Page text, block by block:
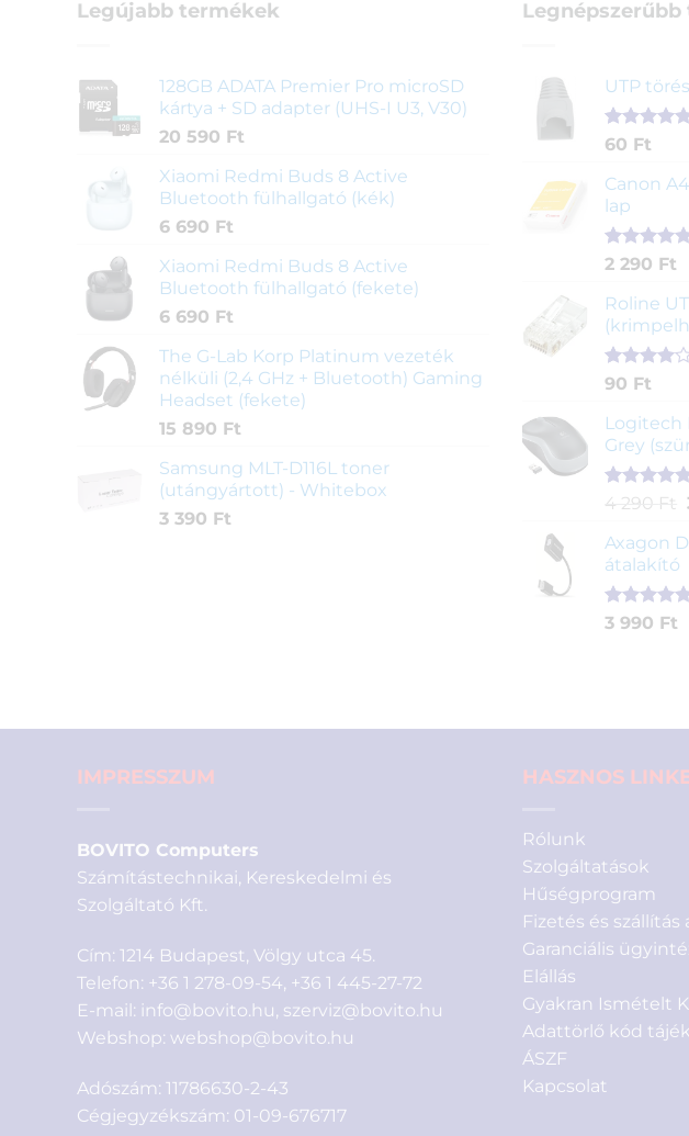
Legújabb termékek
128GB ADATA Premier Pro microSD
kártya + SD adapter (UHS-I U3, V30)
20 590 Ft
Xiaomi Redmi Buds 8 Active
Bluetooth fülhallgató (kék)
6 690 Ft
Xiaomi Redmi Buds 8 Active
Bluetooth fülhallgató (fekete)
6 690 Ft
The G-Lab Korp Platinum vezeték
nélküli (2,4 GHz + Bluetooth) Gaming
Headset (fekete)
15 890 Ft
Samsung MLT-D116L toner
(utángyártott) - Whitebox
3 390 Ft
UTP
Értékelés
ből,
1
értékelés
alapján
60 Ft
Canon
lap
Értékelés
ből,
2
értékelés
alapján
2 290 Ft
Roline
Értékelés
5-ből,
2
értékelés
alapján
90 Ft
Logitech
Grey
Értékelés
ből,
1
értékelés
alapján
4 290 Ft
Axagon
átalakító
Értékelés
1
3 990 Ft
IMPRESSZUM
BOVITO Computers
Számítástechnikai, Kereskedelmi és
Szolgáltató Kft.
Cím: 1214 Budapest, Völgy utca 45.
Telefon: +36 1 278-09-54, +36 1 445-27-72
E-mail: info@bovito.hu, szerviz@bovito.hu
Webshop: webshop@bovito.hu
Adószám: 11786630-2-43
Cégjegyzékszám: 01-09-676717
HASZNOS
Rólunk
Szolgáltatások
Hűségprogram
Fizetés és
Garanciális
Elállás
Gyakran Ismételt
Adattörlő kód
ÁSZF
Kapcsolat